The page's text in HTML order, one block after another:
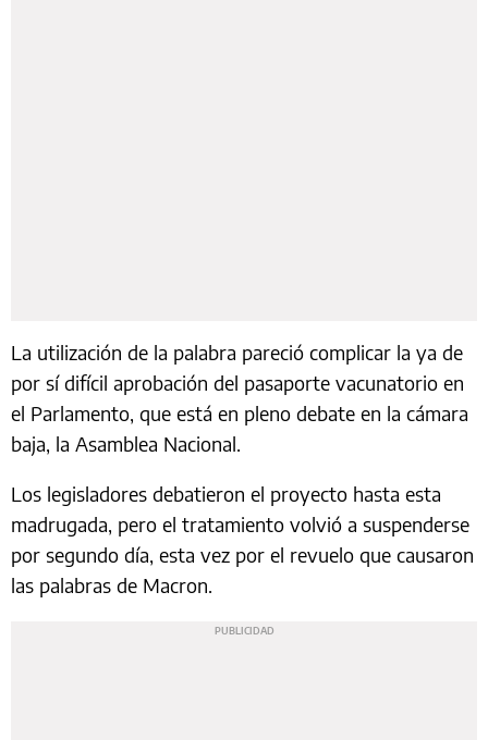
La utilización de la palabra pareció complicar la ya de
por sí difícil aprobación del pasaporte vacunatorio en
el Parlamento, que está en pleno debate en la cámara
baja, la Asamblea Nacional.
Los legisladores debatieron el proyecto hasta esta
madrugada, pero el tratamiento volvió a suspenderse
por segundo día, esta vez por el revuelo que causaron
las palabras de Macron.